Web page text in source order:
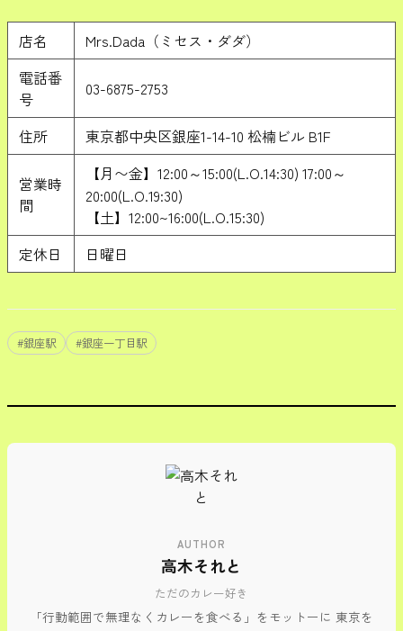
店名
Mrs.Dada（ミセス・ダダ）
電話番
号
03-6875-2753
住所 東京都中央区銀座1-14-10 松楠ビル B1F
営業時
間
【月〜金】12:00～15:00(L.O.14:30) 17:00～
20:00(L.O.19:30)
【土】12:00~16:00(L.O.15:30)
定休日
日曜日
#銀座駅 #銀座一丁目駅
AUTHOR
高木それと
ただのカレー好き
「行動範囲で無理なくカレーを食べる」をモットーに 東京を